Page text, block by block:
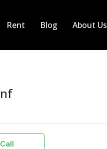
Rent Blog About Us
Call